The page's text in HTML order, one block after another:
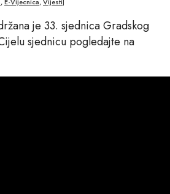
je 33. sjednica Gradskog
sjednicu pogledajte na